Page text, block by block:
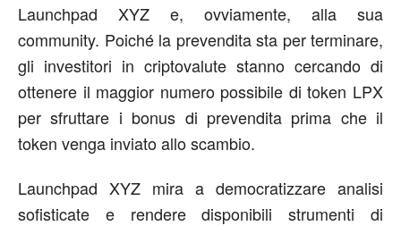
Launchpad XYZ e, ovviamente, alla sua
community. Poiché la prevendita sta per terminare,
gli investitori in criptovalute stanno cercando di
ottenere il maggior numero possibile di token LPX
per sfruttare i bonus di prevendita prima che il
token venga inviato allo scambio.
Launchpad XYZ mira a democratizzare analisi
sofisticate e rendere disponibili strumenti di